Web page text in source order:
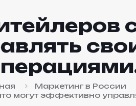
Маркетинг в России
могут эффективно